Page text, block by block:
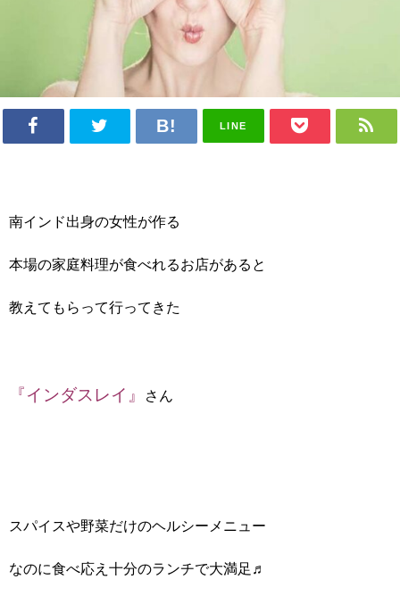
LINE
南インド出身の女性が作る
本場の家庭料理が食べれるお店があると
教えてもらって行ってきた
『インダスレイ』 さん
スパイスや野菜だけのヘルシーメニュー
なのに食べ応え十分のランチで大満足♬